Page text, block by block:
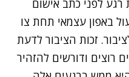
לפני כתב אישום
באפון עצמאי תחת צו
זכות הציבור לדעת
רוצים ודורשים להזהיר